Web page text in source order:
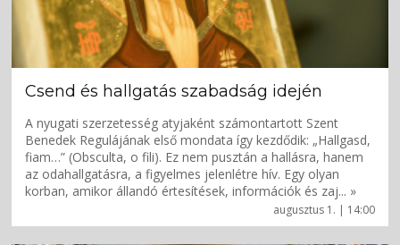
augusztus 1. | 14:00
Csend és hallgatás szabadság idején
A nyugati szerzetesség atyjaként számontartott Szent
Benedek Regulájának első mondata így kezdődik: „Hallgasd,
fiam…” (Obsculta, o fili). Ez nem pusztán a hallásra, hanem
az odahallgatásra, a figyelmes jelenlétre hív. Egy olyan
korban, amikor állandó értesítések, információk és zaj... »